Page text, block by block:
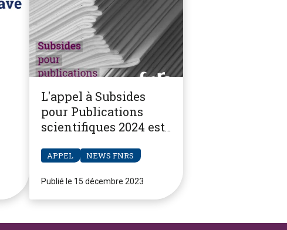
L'appel à Subsides
pour Publications
scientifiques 2024 est
APPEL NEWS FNRS
Publié le 15 décembre 2023